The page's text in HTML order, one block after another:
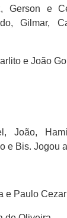
Gerson e
Gilmar,
e João
João,
e Bis. Jogou
e Paulo